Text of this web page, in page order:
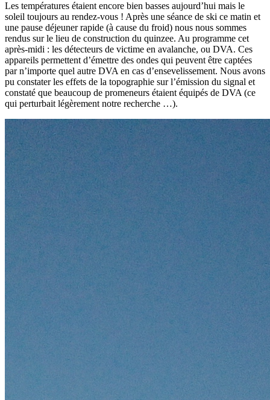
Les températures étaient encore bien basses aujourd’hui mais le
soleil toujours au rendez-vous ! Après une séance de ski ce matin et
une pause déjeuner rapide (à cause du froid) nous nous sommes
rendus sur le lieu de construction du quinzee. Au programme cet
après-midi : les détecteurs de victime en avalanche, ou DVA. Ces
appareils permettent d’émettre des ondes qui peuvent être captées
par n’importe quel autre DVA en cas d’ensevelissement. Nous avons
pu constater les effets de la topographie sur l’émission du signal et
constaté que beaucoup de promeneurs étaient équipés de DVA (ce
qui perturbait légèrement notre recherche …).